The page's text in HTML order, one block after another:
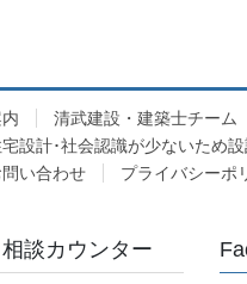
清武建設・建築士チーム
設計･社会認識が少ないため
問い合わせ プライバシーポ
談カウンター